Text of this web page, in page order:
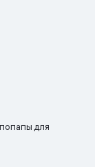
для